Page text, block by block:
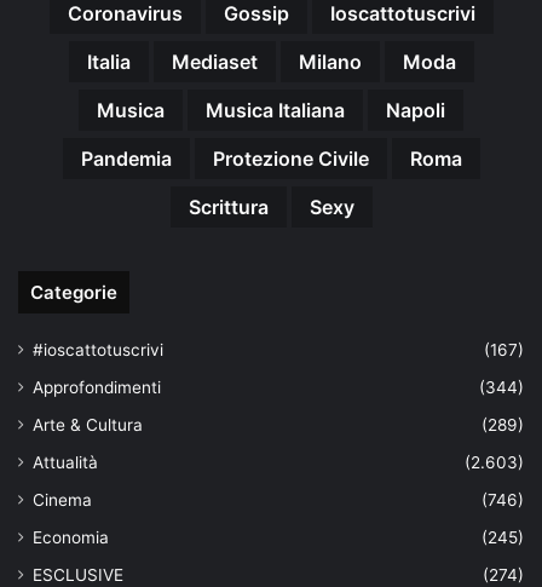
Coronavirus
Gossip
Ioscattotuscrivi
Italia
Mediaset Milano
Moda
Musica
Musica Italiana
Napoli
Pandemia
Protezione Civile
Roma
Scrittura
Sexy
Categorie
#ioscattotuscrivi
(167)
Approfondimenti
(344)
Arte & Cultura
(289)
Attualità
(2.603)
Cinema
(746)
Economia
(245)
ESCLUSIVE
(274)